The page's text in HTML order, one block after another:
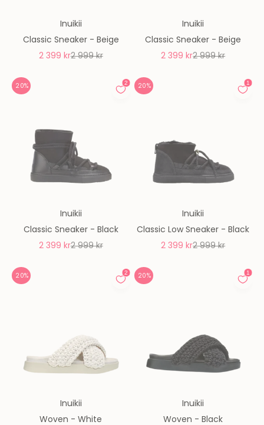
Inuikii
Classic Sneaker - Beige
REA-pris
2 399 krPris
2 999 kr
Inuikii
Classic Sneaker - Beige
REA-pris
2 399 krPris
2 999 kr
20%
Inuikii
Classic Sneaker - Black
REA-pris
2 399 krPris
2 999 kr
20%
Inuikii
Classic Low Sneaker - Black
REA-pris
2 399 krPris
2 999 kr
20%
Inuikii
Woven - White
20%
Inuikii
Woven - Black